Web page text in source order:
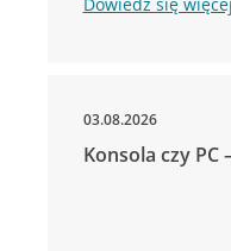
03.08.2026
Konsola czy PC